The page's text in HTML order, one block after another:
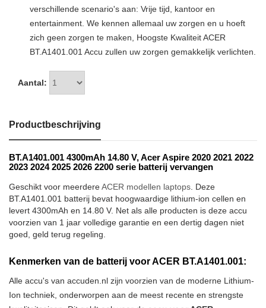
verschillende scenario's aan: Vrije tijd, kantoor en
entertainment. We kennen allemaal uw zorgen en u hoeft
zich geen zorgen te maken, Hoogste Kwaliteit ACER
BT.A1401.001 Accu zullen uw zorgen gemakkelijk verlichten.
Aantal:
Productbeschrijving
BT.A1401.001 4300mAh 14.80 V, Acer Aspire 2020 2021 2022
2023 2024 2025 2026 2200 serie batterij vervangen
Geschikt voor meerdereACER modellen laptops . Deze
BT.A1401.001 batterij bevat hoogwaardige lithium-ion cellen en
levert 4300mAh en 14.80 V. Net als alle producten is deze accu
voorzien van 1 jaar volledige garantie en een dertig dagen niet
goed, geld terug regeling.
Kenmerken van de batterij voor ACER BT.A1401.001:
Alle accu's van accuden.nl zijn voorzien van de moderne Lithium-
Ion techniek, onderworpen aan de meest recente en strengste